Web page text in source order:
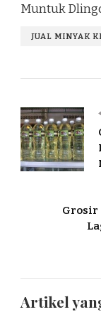
Muntuk
JUAL MINYAK
Grosir
Artikel